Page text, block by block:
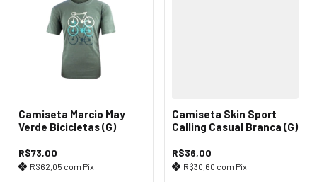
Camiseta Marcio May
Verde Bicicletas (G)
R$73,00
R$62,05 com Pix
Camiseta Skin Sport
Calling Casual Branca (G)
R$36,00
R$30,60 com Pix